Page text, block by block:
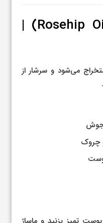
۵. روغن گل رز (Rosehip Oil) |
می‌شود و سرشار از
جوش
چروک